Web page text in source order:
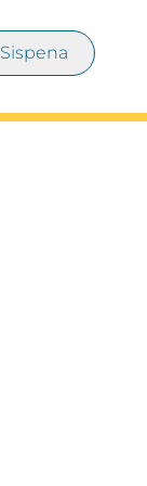
Sispena